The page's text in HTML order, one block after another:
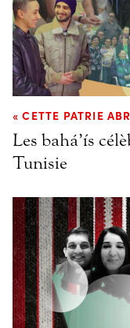
« CETTE PATRIE
Les bahá’ís
Tunisie